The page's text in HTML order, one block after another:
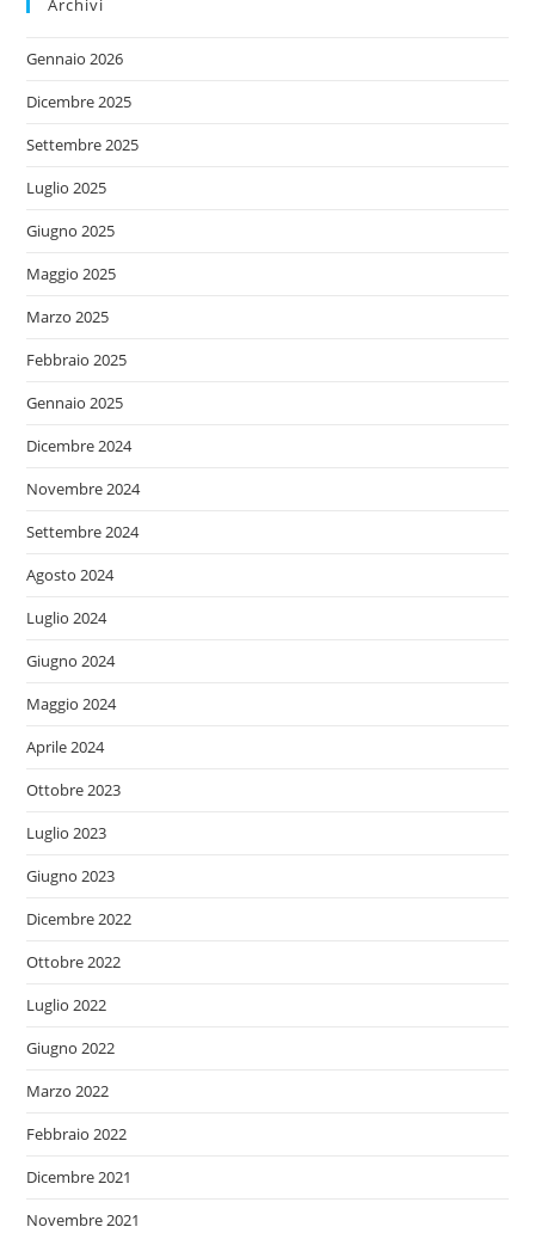
Archivi
Gennaio 2026
Dicembre 2025
Settembre 2025
Luglio 2025
Giugno 2025
Maggio 2025
Marzo 2025
Febbraio 2025
Gennaio 2025
Dicembre 2024
Novembre 2024
Settembre 2024
Agosto 2024
Luglio 2024
Giugno 2024
Maggio 2024
Aprile 2024
Ottobre 2023
Luglio 2023
Giugno 2023
Dicembre 2022
Ottobre 2022
Luglio 2022
Giugno 2022
Marzo 2022
Febbraio 2022
Dicembre 2021
Novembre 2021